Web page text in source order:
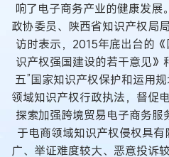
响了电子商务产业的健康发展
政协委员、陕西省知识产权局
访时表示，2015年底出台的
识产权强国建设的若干意见》
五”国家知识产权保护和运用
领域知识产权行政执法，督促
探索加强跨境贸易电子商务服
于电商领域知识产权侵权具
广、举证难度较大、恶意投诉